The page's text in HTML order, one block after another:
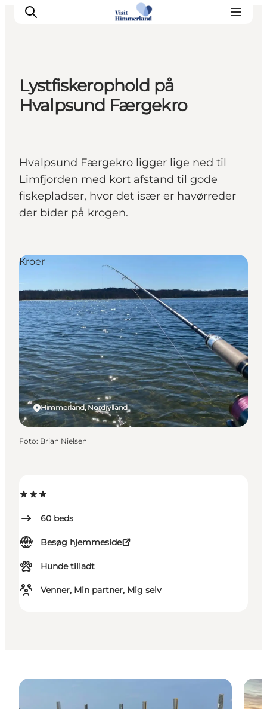
Oplev Himmerland
Udforsk naturen
Planlæg din ferie
Book Oplevelser
Praktisk info
Lystfiskerophold på
Hvalpsund Færgekro
​Hvalpsund Færgekro ligger lige ned til
Limfjorden med kort afstand til gode
fiskepladser, hvor det især er havørreder
der bider på krogen.
60 beds
Besøg hjemmeside
Hunde tilladt
Venner, Min partner, Mig selv
Himmerland, Nordjylland
Kroer
Foto: Brian Nielsen